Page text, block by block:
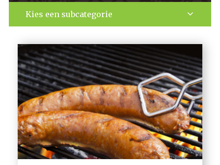
Kies een subcategorie